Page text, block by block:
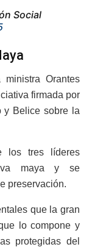
Social
Orantes
firmada por
y Belice sobre la
los tres líderes
maya y se
preservación.
que la gran
lo compone y
protegidas del